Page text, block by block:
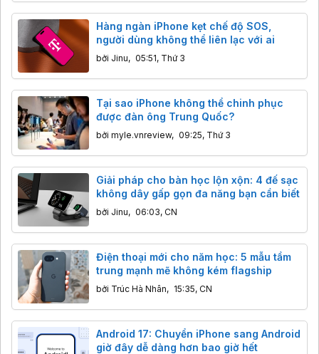
Hàng ngàn iPhone kẹt chế độ SOS,
người dùng không thể liên lạc với ai
bởi Jinu, 05:51, Thứ 3
Tại sao iPhone không thể chinh phục
được đàn ông Trung Quốc?
bởi myle.vnreview, 09:25, Thứ 3
Giải pháp cho bàn học lộn xộn: 4 đế sạc
không dây gấp gọn đa năng bạn cần biết
bởi Jinu, 06:03, CN
Điện thoại mới cho năm học: 5 mẫu tầm
trung mạnh mẽ không kém flagship
bởi Trúc Hà Nhân, 15:35, CN
Android 17: Chuyển iPhone sang Android
giờ đây dễ dàng hơn bao giờ hết